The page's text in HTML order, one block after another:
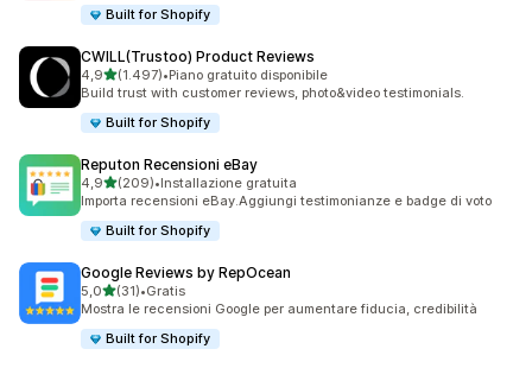
Built for Shopify
CWILL(Trustoo) Product Reviews
4,9stelle su 5
(1.497)
1497 recensioni totali
•Piano gratuito disponibile
Build trust with customer reviews, photo&video testimonials.
Built for Shopify
Reputon Recensioni eBay
4,9stelle su 5
(209)
209 recensioni totali
•Installazione gratuita
Importa recensioni eBay.Aggiungi testimonianze e badge di voto
Built for Shopify
Google Reviews by RepOcean
5,0stelle su 5
(31)
31 recensioni totali
•Gratis
Mostra le recensioni Google per aumentare fiducia, credibilità
Built for Shopify